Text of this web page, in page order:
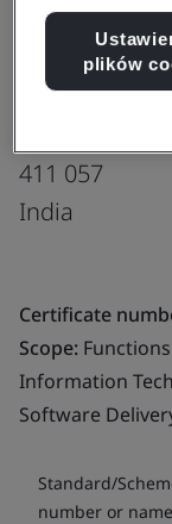
2nd Floor,
Embassy
Hinjawadi
411 057
India
Certificate
Scope:
Information
Software
Standard/
number or name
plików